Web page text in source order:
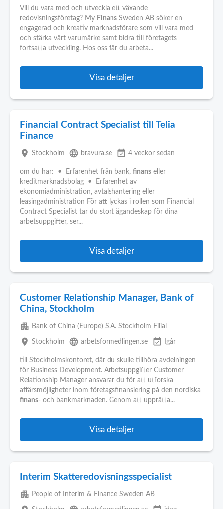
Vill du vara med och utveckla ett växande
redovisningsföretag? My Finans Sweden AB söker en
engagerad och kreativ marknadsförare som vill vara med
och stärka vårt varumärke samt bidra till företagets
fortsatta utveckling. Hos oss får du arbeta...
Visa detaljer
Financial Contract Specialist till Telia
Finance
place Stockholm language bravura.se event_available 4 veckor sedan
om du har: • Erfarenhet från bank, finans eller
kreditmarknadsbolag • Erfarenhet av
ekonomiadministration, avtalshantering eller
leasingadministration För att lyckas i rollen som Financial
Contract Specialist tar du stort ägandeskap för dina
arbetsuppgifter, ser...
Visa detaljer
Customer Relationship Manager, Bank of
China, Stockholm
apartment Bank of China (Europe) S.A. Stockholm Filial
place Stockholm language arbetsformedlingen.se event_available Igår
till Stockholmskontoret, där du skulle tillhöra avdelningen
för Business Development. Arbetsuppgifter Customer
Relationship Manager ansvarar du för att utforska
affärsmöjligheter inom företagsfinansiering på den nordiska
finans- och bankmarknaden. Genom att upprätta...
Visa detaljer
Interim Skatteredovisningsspecialist
apartment People of Interim & Finance Sweden AB